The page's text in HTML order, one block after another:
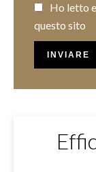
Ho letto
questo sito
INVIARE